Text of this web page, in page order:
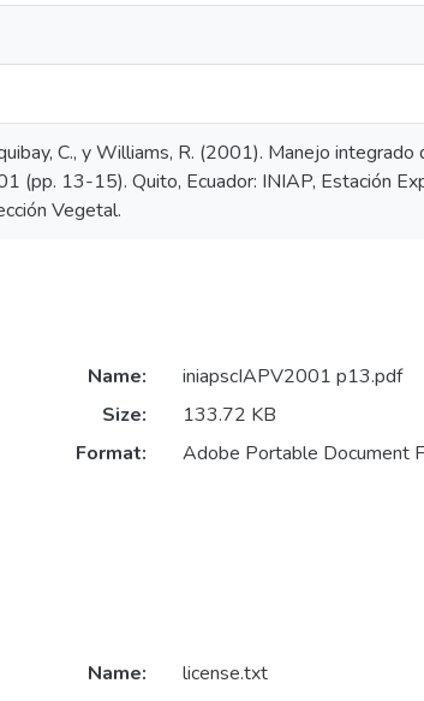
C., y Williams, R. (2001). Manejo
(pp. 13-15). Quito, Ecuador: INIAP, Estación
Vegetal.
Name:
iniapscIAPV2001 p13.pdf
Size:
133.72 KB
Format:
Adobe Portable Document
Name:
license.txt